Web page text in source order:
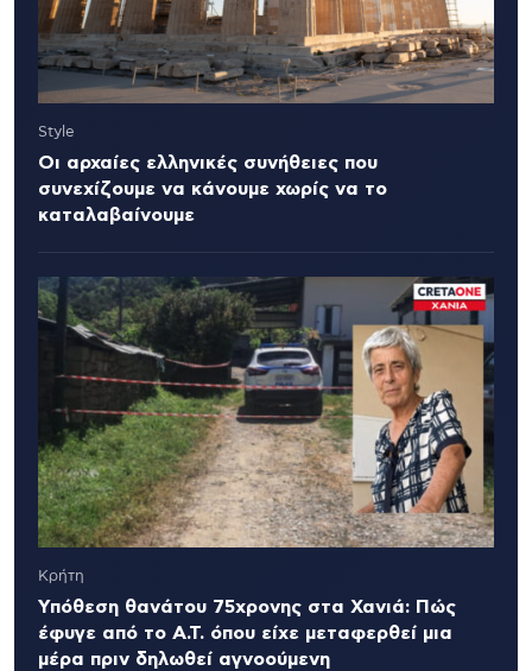
Style
Οι αρχαίες ελληνικές συνήθειες που
συνεχίζουμε να κάνουμε χωρίς να το
καταλαβαίνουμε
Κρήτη
Υπόθεση θανάτου 75χρονης στα Χανιά: Πώς
έφυγε από το Α.Τ. όπου είχε μεταφερθεί μια
μέρα πριν δηλωθεί αγνοούμενη